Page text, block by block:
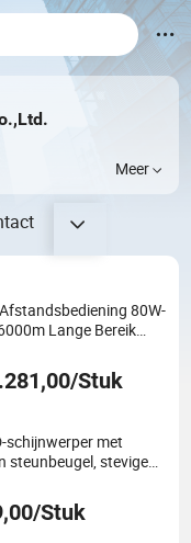
Meer
80W-
Lange Bereik
Boot 230VAC 24VDC
Stuk
schijnwerper met
steunbeugel, stevige
Stuk